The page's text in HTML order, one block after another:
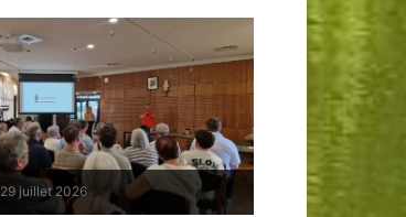
29 juillet 2026